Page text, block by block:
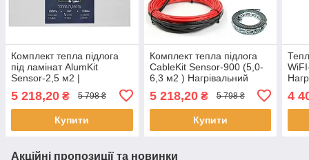
Комплект тепла підлога
під ламінат AlumKit
Sensor-2,5 м2 |
Сенсорний
терморегулятор 4HEAT
5 218,20 ₴ 5 798 ₴
Купити
Комплект тепла підлога
CableKit Sensor-900 (5,0-
6,3 м2 ) Нагрівальний
кабель + терморегулятор
4HEAT
5 218,20₴ 5 798 ₴
Купити
4
Акційні пропозиції та новинки